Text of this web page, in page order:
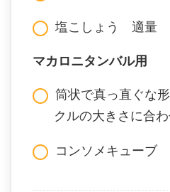
塩こしょう 適量
マカロニタンバル用
筒状で真っ直ぐな
クルの大きさに合
コンソメキューブ